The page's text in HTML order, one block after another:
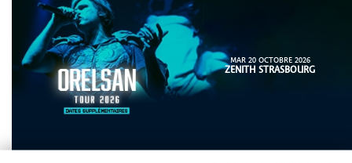
MAR 20 OCTOBRE 2026
ZENITH STRASBOURG